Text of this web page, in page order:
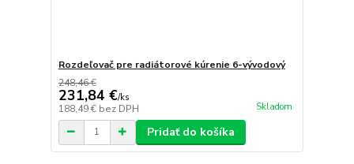
Rozdeľovač pre radiátorové kúrenie 6-vývodový
248,46 €
231,84 €/ks
188,49 € bez DPH Skladom
Pridať do košíka